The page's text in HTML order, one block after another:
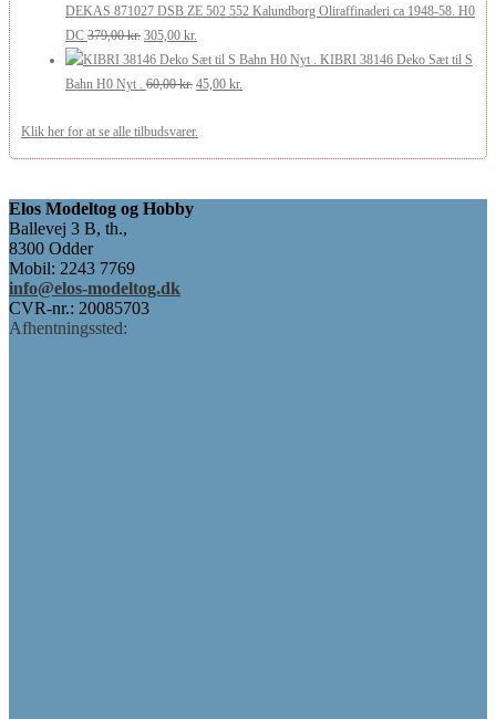
var:
379,00 kr..
er:
DEKAS 871027 DSB ZE 502 552 Kalundborg Oliraffinaderi ca 1948-58. H0
DC 379,00kr. Den
oprindelige
pris
379,00 kr..
305,00 kr.
aktuelle
pris
KIBRI 38146 Deko Sæt til S
Bahn H0 Nyt .
60,00kr. Den
pris
var:
45,00 kr.
er:
Klik her for at se alle tilbudsvarer.
Elos Modeltog og Hobby
Ballevej 3 B, th.,
8300 Odder
Mobil: 2243 7769
info@elos-modeltog.dk
CVR-nr.: 20085703
Afhentningssted: